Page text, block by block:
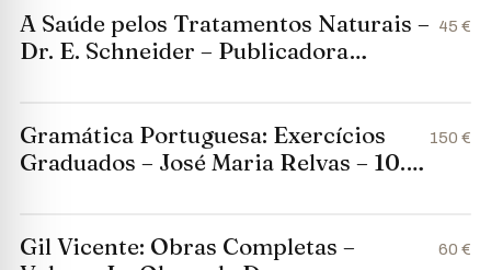
A Saúde pelos Tratamentos Naturais –
Dr. E. Schneider – Publicadora
45 €
Gramática Portuguesa: Exercícios
Graduados – José Maria Relvas – 10.ª
150 €
Gil Vicente: Obras Completas –
60 €